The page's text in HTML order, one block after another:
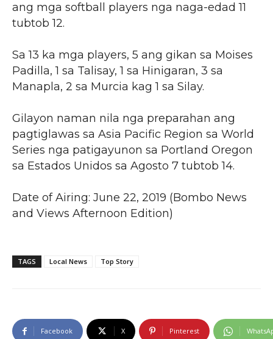
ang mga softball players nga naga-edad 11
tubtob 12.
Sa 13 ka mga players, 5 ang gikan sa Moises
Padilla, 1 sa Talisay, 1 sa Hinigaran, 3 sa
Manapla, 2 sa Murcia kag 1 sa Silay.
Gilayon naman nila nga preparahan ang
pagtiglawas sa Asia Pacific Region sa World
Series nga patigayunon sa Portland Oregon
sa Estados Unidos sa Agosto 7 tubtob 14.
Date of Airing: June 22, 2019 (Bombo News
and Views Afternoon Edition)
TAGS Local News Top Story
Facebook X Pinterest